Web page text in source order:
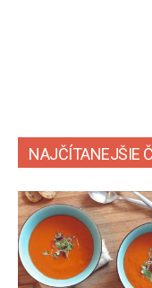
NAJČÍTANEJŠIE